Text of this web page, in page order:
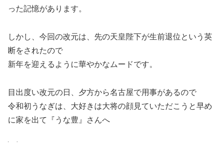
った記憶があります。
しかし、今回の改元は、先の天皇陛下が生前退位という英
断をされたので
新年を迎えるように華やかなムードです。
目出度い改元の日、夕方から名古屋で用事があるので
令和初うなぎは、大好きは大将の顔見ていただこうと早め
に家を出て『うな豊』さんへ